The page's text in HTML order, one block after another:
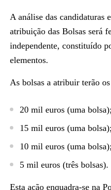
A análise das candidaturas
atribuição das Bolsas será
independente, constituído
elementos.
As bolsas a atribuir terão
20 mil euros (uma bolsa);
15 mil euros (uma bolsa);
10 mil euros (uma bolsa);
5 mil euros (três bolsas).
Esta ação enquadra-se na